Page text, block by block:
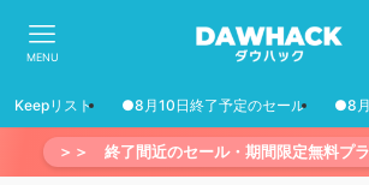
MENU
Keepリスト ●8月10日終了予定のセール ●8
＞＞ 終了間近のセール・期間限定無料プ